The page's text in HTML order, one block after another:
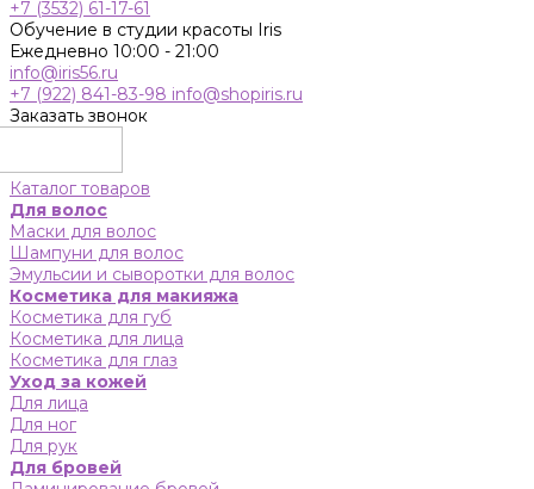
+7 (3532) 61-17-61
Обучение в студии красоты Iris
Ежедневно 10:00 - 21:00
info@iris56.ru
+7 (922) 841-83-98 info@shopiris.ru
Заказать звонок
Каталог товаров
Для волос
Маски для волос
Шампуни для волос
Эмульсии и сыворотки для волос
Косметика для макияжа
Косметика для губ
Косметика для лица
Косметика для глаз
Уход за кожей
Для лица
Для ног
Для рук
Для бровей